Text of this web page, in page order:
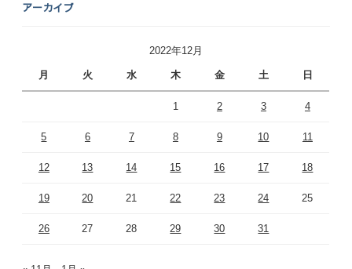
アーカイブ
2022年12月
月 火 水 木 金 土 日
1 2 3 4
5 6 7 8 9 10 11
12 13 14 15 16 17 18
19 20 21 22 23 24 25
26 27 28 29 30 31